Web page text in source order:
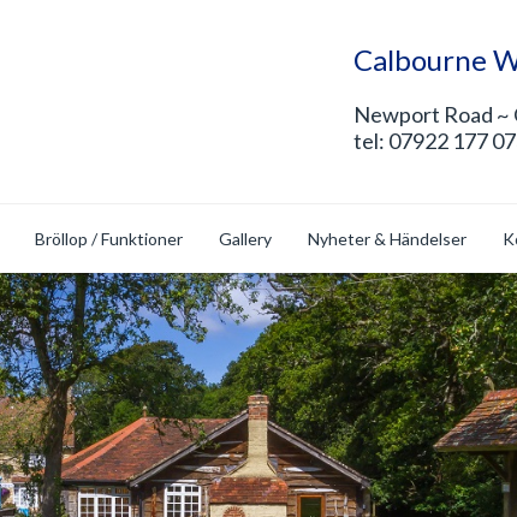
Calbourne
Newport Road ~
tel: 07922 177
Bröllop / Funktioner Gallery Nyheter & Händelser